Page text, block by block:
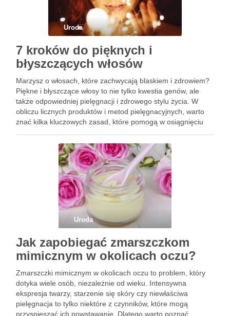
Uroda
7 kroków do pięknych i
błyszczących włosów
Marzysz o włosach, które zachwycają blaskiem i zdrowiem?
Piękne i błyszczące włosy to nie tylko kwestia genów, ale
także odpowiedniej pielęgnacji i zdrowego stylu życia. W
obliczu licznych produktów i metod pielęgnacyjnych, warto
znać kilka kluczowych zasad, które pomogą w osiągnięciu
szkodliwych nawyków oraz wybór …
Uroda
Jak zapobiegać zmarszczkom
mimicznym w okolicach oczu?
Zmarszczki mimicznym w okolicach oczu to problem, który
dotyka wiele osób, niezależnie od wieku. Intensywna
ekspresja twarzy, starzenie się skóry czy niewłaściwa
pielęgnacja to tylko niektóre z czynników, które mogą
przyspieszać ich powstawanie. Dlatego warto poznać